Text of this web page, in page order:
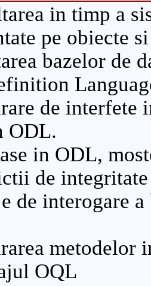
in timp a
pe obiecte
bazelor de
de
ODL.
in ODL,
de
de interogare
metodelor
OQL